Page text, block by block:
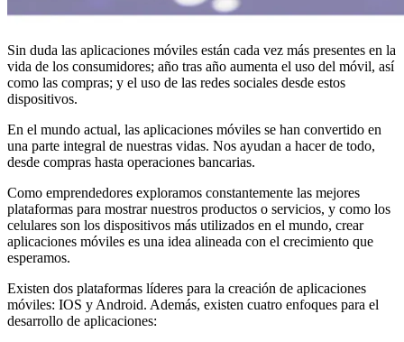
Sin duda las aplicaciones móviles están cada vez más presentes en la
vida de los consumidores; año tras año aumenta el uso del móvil, así
como las compras; y el uso de las redes sociales desde estos
dispositivos.
En el mundo actual, las aplicaciones móviles se han convertido en
una parte integral de nuestras vidas. Nos ayudan a hacer de todo,
desde compras hasta operaciones bancarias.
Como emprendedores exploramos constantemente las mejores
plataformas para mostrar nuestros productos o servicios, y como los
celulares son los dispositivos más utilizados en el mundo, crear
aplicaciones móviles es una idea alineada con el crecimiento que
esperamos.
Existen dos plataformas líderes para la creación de aplicaciones
móviles: IOS y Android. Además, existen cuatro enfoques para el
desarrollo de aplicaciones: